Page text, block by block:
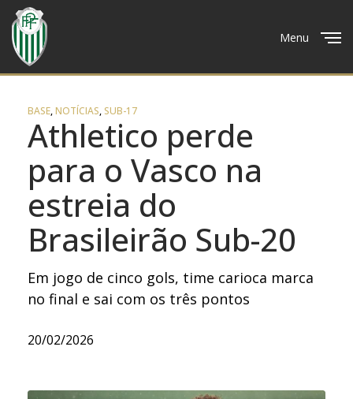
Menu
BASE,NOTÍCIAS, SUB-17
Athletico perde
para o Vasco na
estreia do
Brasileirão Sub-20
Em jogo de cinco gols, time carioca marca
no final e sai com os três pontos
20/02/2026